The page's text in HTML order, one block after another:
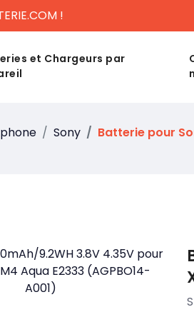
!
et Chargeurs par
Sony Batterie pour